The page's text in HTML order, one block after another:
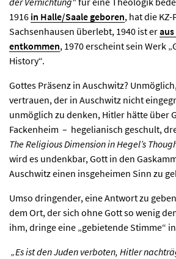
1916 in Halle/Saale geboren, hat die
Sachsenhausen überlebt, 1940 ist er
entkommen, 1970 erscheint sein Werk
History“.
Gottes Präsenz in Auschwitz?
vertrauen, der in Auschwitz nicht
unmöglich zu denken, Hitler hätte über
Fackenheim – hegelianisch geschult,
The Religious Dimension in Hegel’s
wird es undenkbar, Gott in den
Auschwitz einen insgeheimen Sinn zu
Umso dringender, eine Antwort zu
dem Ort, der sich ohne Gott so wenig
ihm, dringe eine „gebietende Stimme“
„Es ist den Juden verboten, Hitler